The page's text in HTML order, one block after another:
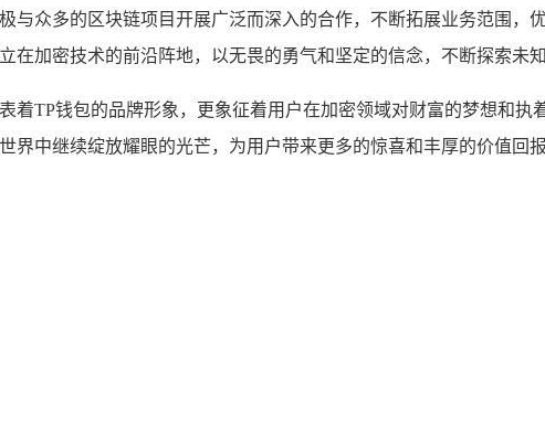
众多的区块链项目开展广泛而深入的合作，不断拓展业务范围，
加密技术的前沿阵地，以无畏的勇气和坚定的信念，不断探索未
TP钱包的品牌形象，更象征着用户在加密领域对财富的梦想和执
中继续绽放耀眼的光芒，为用户带来更多的惊喜和丰厚的价值回